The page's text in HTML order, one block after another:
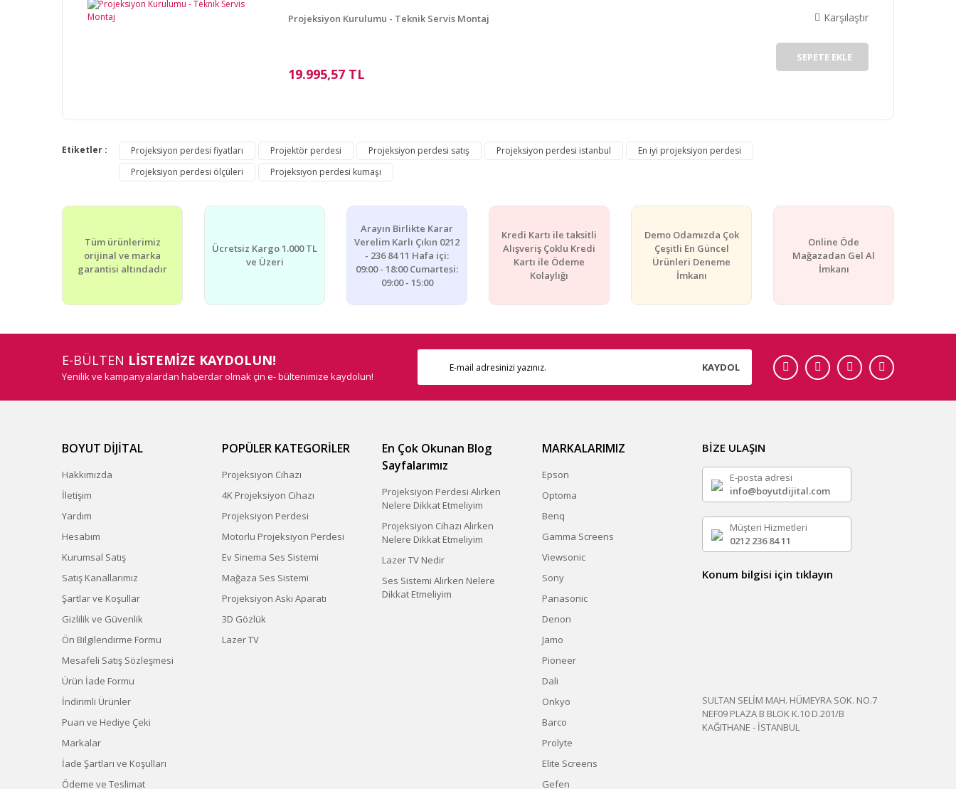
Ürün fiyatı diğer sitelerden daha pahalı.
Bu ürüne benzer farklı alternatifler olmalı.
Projeksiyon Kurulumu - Teknik Servis Montaj
19.995,57 TL
Karşılaştır
SEPETE EKLE
Etiketler : Projeksiyon perdesi fiyatları Projektör perdesi Projeksiyon perdesi satış Projeksiyon perdesi istanbul
En iyi projeksiyon perdesi
Projeksiyon perdesi ölçüleri
Projeksiyon perdesi kumaşı
Tüm ürünlerimiz
orijinal ve marka
garantisi altındadır
Ücretsiz Kargo 1.000 TL
ve Üzeri
Arayın Birlikte Karar
Verelim Karlı Çıkın 0212
- 236 84 11 Hafa içi:
09:00 - 18:00 Cumartesi:
09:00 - 15:00
Kredi Kartı ile taksitli
Alışveriş Çoklu Kredi
Kartı ile Ödeme
Kolaylığı
Demo Odamızda Çok
Çeşitli En Güncel
Ürünleri Deneme
İmkanı
Online Öde
Mağazadan Gel Al
İmkanı
E-BÜLTEN LİSTEMİZE KAYDOLUN!
Yenilik ve kampanyalardan haberdar olmak çin e- bültenimize kaydolun!
KAYDOL
BOYUT DİJİTAL
Hakkımızda
İletişim
Yardım
Hesabım
Kurumsal Satış
Satış Kanallarımız
Şartlar ve Koşullar
Gizlilik ve Güvenlik
Ön Bilgilendirme Formu
Mesafeli Satış Sözleşmesi
Ürün İade Formu
İndirimli Ürünler
Puan ve Hediye Çeki
Markalar
İade Şartları ve Koşulları
Ödeme ve Teslimat
POPÜLER KATEGORİLER
Projeksiyon Cihazı
4K Projeksiyon Cihazı
Projeksiyon Perdesi
Motorlu Projeksiyon Perdesi
Ev Sinema Ses Sistemi
Mağaza Ses Sistemi
Projeksiyon Askı Aparatı
3D Gözlük
Lazer TV
En Çok Okunan Blog
Sayfalarımız
Projeksiyon Perdesi Alırken
Nelere Dikkat Etmeliyim
Projeksiyon Cihazı Alırken
Nelere Dikkat Etmeliyim
Lazer TV Nedir
Ses Sistemi Alırken Nelere
Dikkat Etmeliyim
MARKALARIMIZ
Epson
Optoma
Benq
Gamma Screens
Viewsonic
Sony
Panasonic
Denon
Jamo
Pioneer
Dali
Onkyo
Barco
Prolyte
Elite Screens
Gefen
BİZE ULAŞIN
E-posta adresi
info@boyutdijital.com
Müşteri Hizmetleri
0212 236 84 11
Konum bilgisi için tıklayın
SULTAN SELİM MAH. HÜMEYRA SOK. NO.7
NEF09 PLAZA B BLOK K.10 D.201/B
KAĞITHANE - İSTANBUL